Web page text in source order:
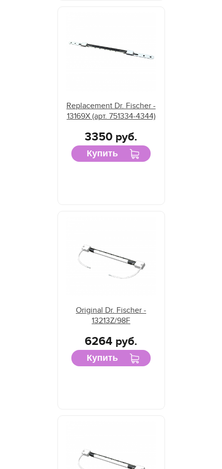
Replacement Dr. Fischer -
13169X (арт. 751334-4344)
3350 руб.
Купить
Original Dr. Fischer -
13213Z/98F
6264 руб.
Купить